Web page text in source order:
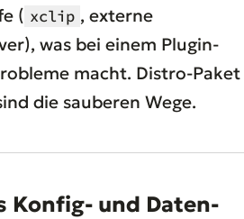
( xclip , externe
was bei einem Plugin-
macht. Distro-Paket
die sauberen Wege.
Konfig- und Daten-